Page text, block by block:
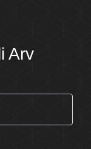
Arv